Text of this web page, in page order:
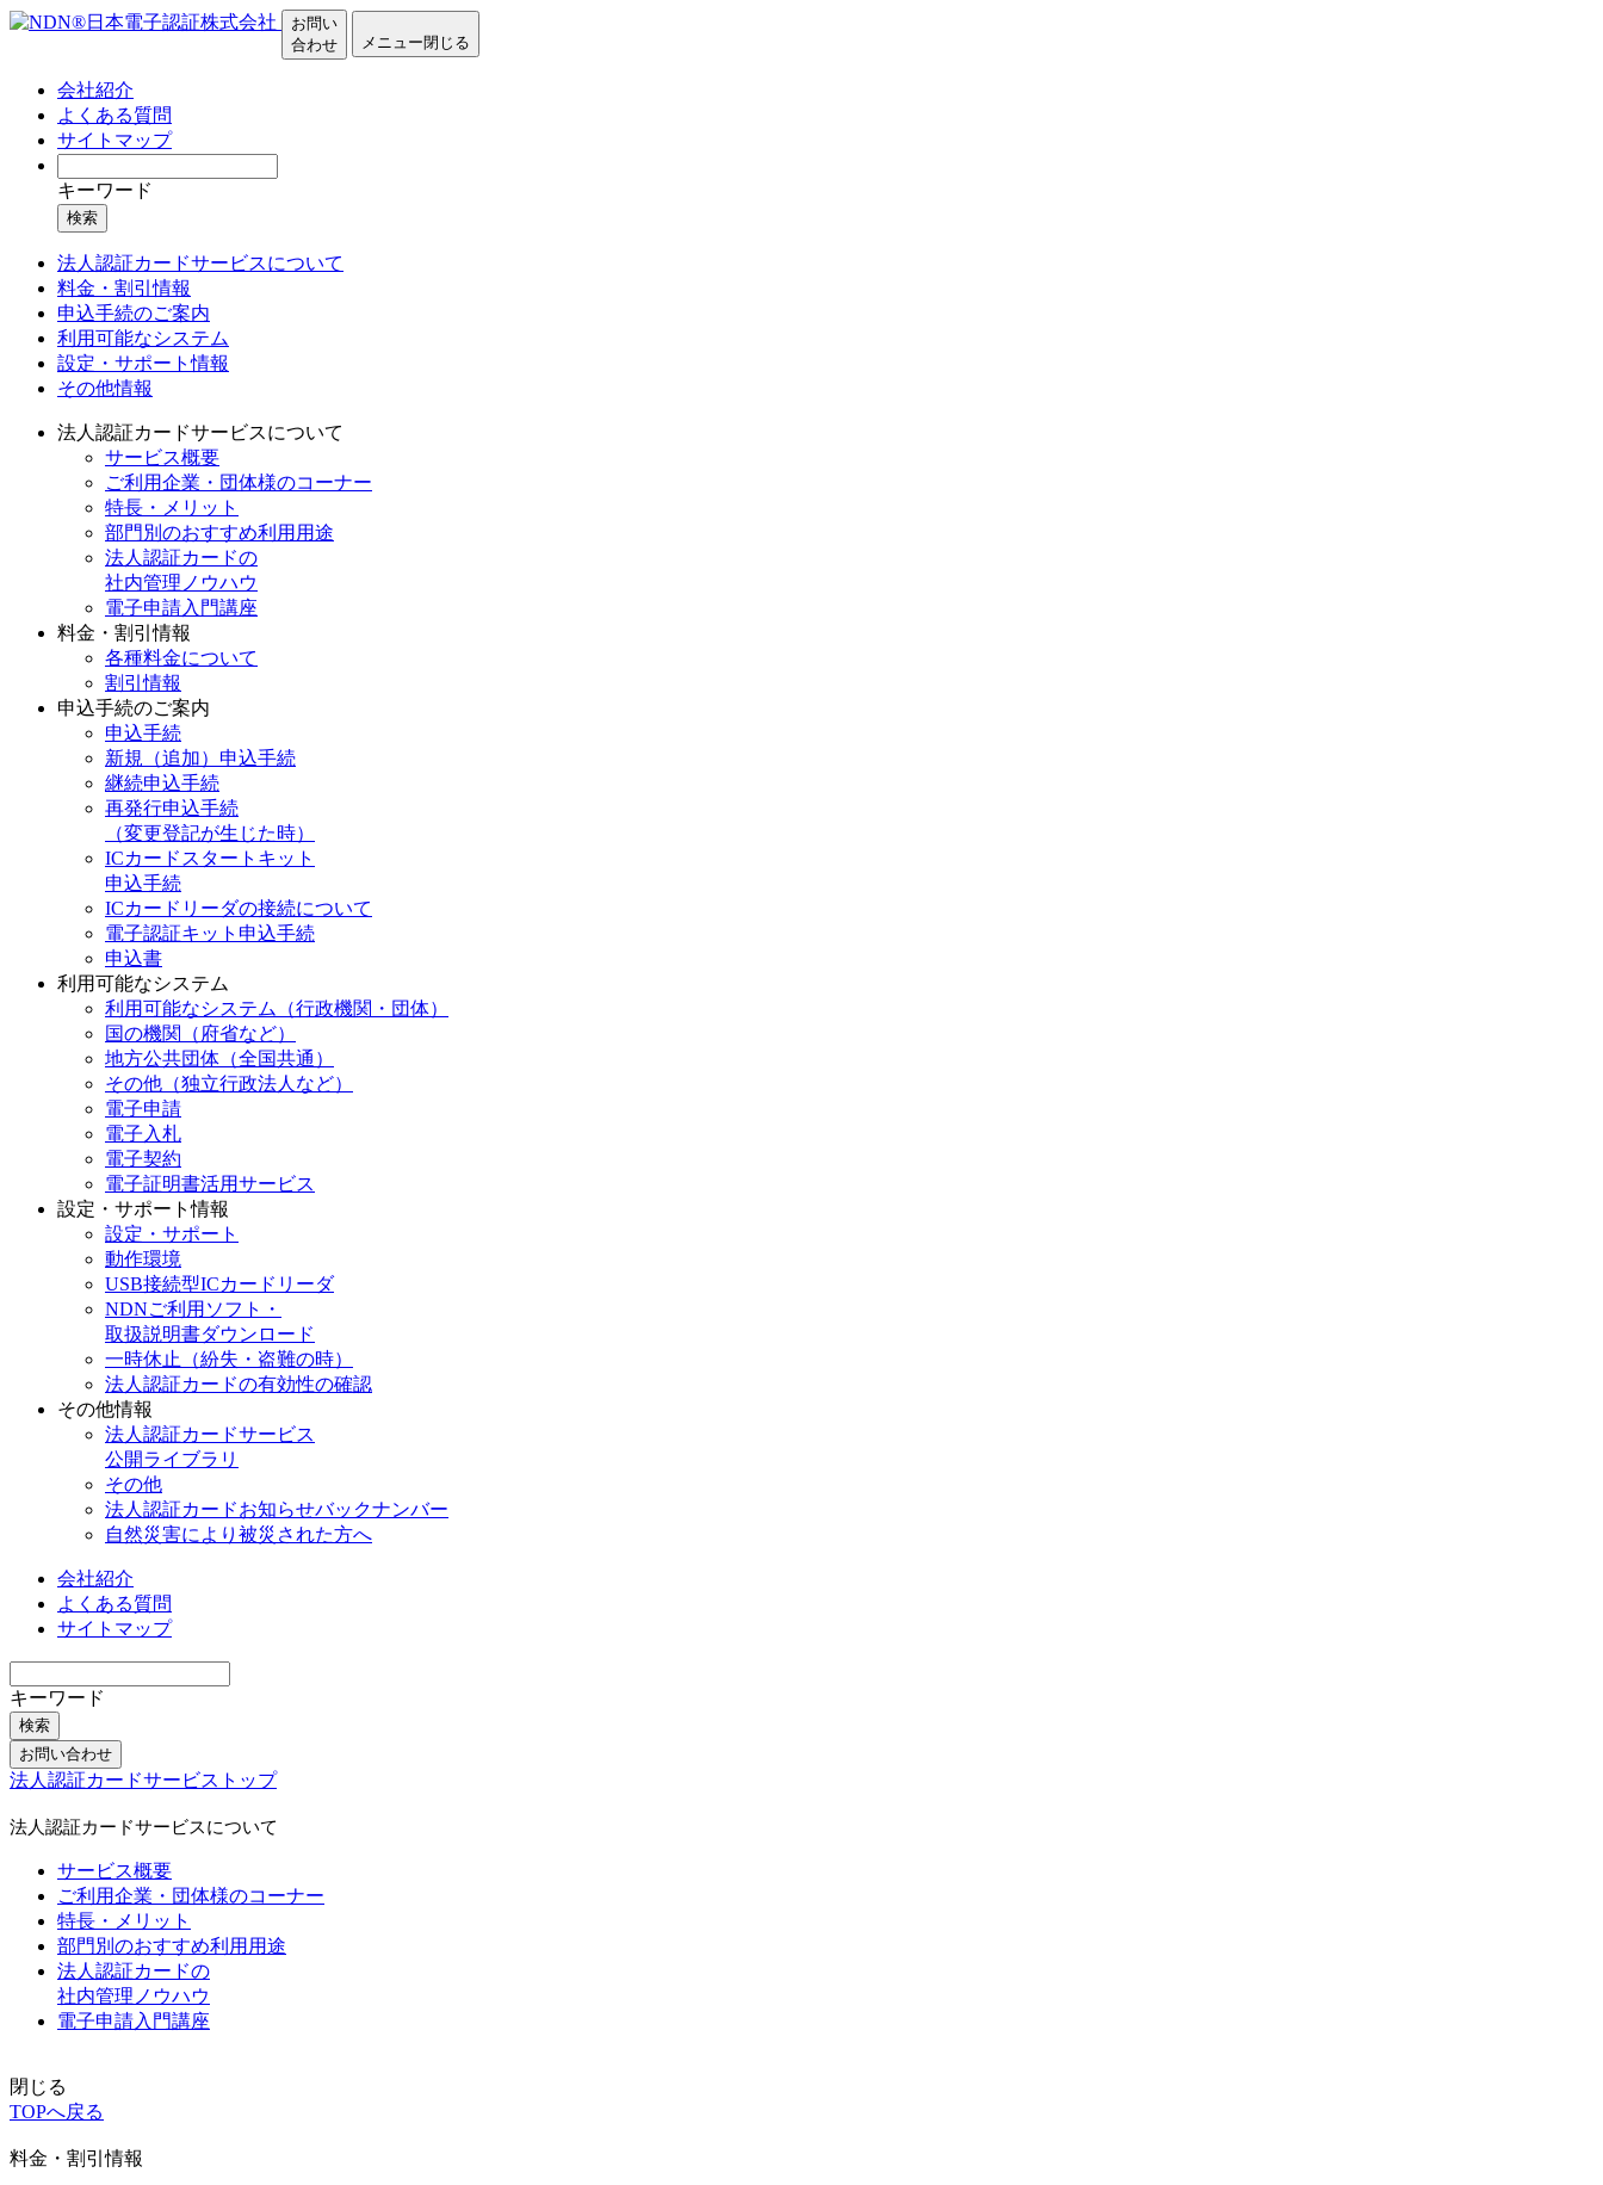
お問い
合わせ
メニュー閉じる
会社紹介
よくある質問
サイトマップ
キーワード
検索
法人認証カードサービスについて
料金・割引情報
申込手続のご案内
利用可能なシステム
設定・サポート情報
その他情報
法人認証カードサービスについて
サービス概要
ご利用企業・団体様のコーナー
特長・メリット
部門別のおすすめ利用用途
法人認証カードの
社内管理ノウハウ
電子申請入門講座
料金・割引情報
各種料金について
割引情報
申込手続のご案内
申込手続
新規（追加）申込手続
継続申込手続
再発行申込手続
（変更登記が生じた時）
ICカードスタートキット
申込手続
ICカードリーダの接続について
電子認証キット申込手続
申込書
利用可能なシステム
利用可能なシステム（行政機関・団体）
国の機関（府省など）
地方公共団体（全国共通）
その他（独立行政法人など）
電子申請
電子入札
電子契約
電子証明書活用サービス
設定・サポート情報
設定・サポート
動作環境
USB接続型ICカードリーダ
NDNご利用ソフト・
取扱説明書ダウンロード
一時休止（紛失・盗難の時）
法人認証カードの有効性の確認
その他情報
法人認証カードサービス
公開ライブラリ
その他
法人認証カードお知らせバックナンバー
自然災害により被災された方へ
会社紹介
よくある質問
サイトマップ
キーワード
検索
お問い合わせ
法人認証カードサービストップ
法人認証カードサービスについて
サービス概要
ご利用企業・団体様のコーナー
特長・メリット
部門別のおすすめ利用用途
法人認証カードの
社内管理ノウハウ
電子申請入門講座
閉じる
TOPへ戻る
料金・割引情報